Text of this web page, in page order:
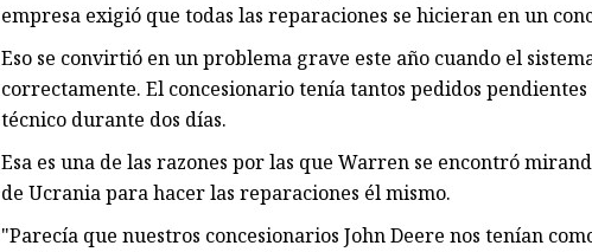
empresa exigió que todas las reparaciones se hicieran en un
Eso se convirtió en un problema grave este año cuando el
correctamente. El concesionario tenía tantos pedidos
técnico durante dos días.
Esa es una de las razones por las que Warren se encontró
de Ucrania para hacer las reparaciones él mismo.
"Parecía que nuestros concesionarios John Deere nos tenían